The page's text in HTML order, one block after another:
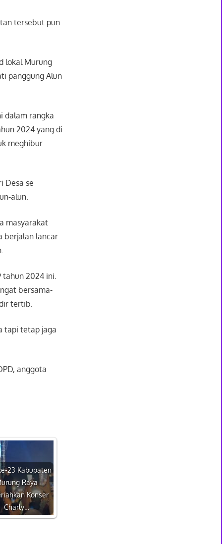
tersebut pun
lokal Murung
panggung Alun
dalam rangka
2024 yang di
meghibur
Desa se
alun.
masyarakat
berjalan lancar
tahun 2024 ini.
bersama-
tertib.
tapi tetap jaga
anggota
23 Kabupaten
Raya
Konser
Charly…